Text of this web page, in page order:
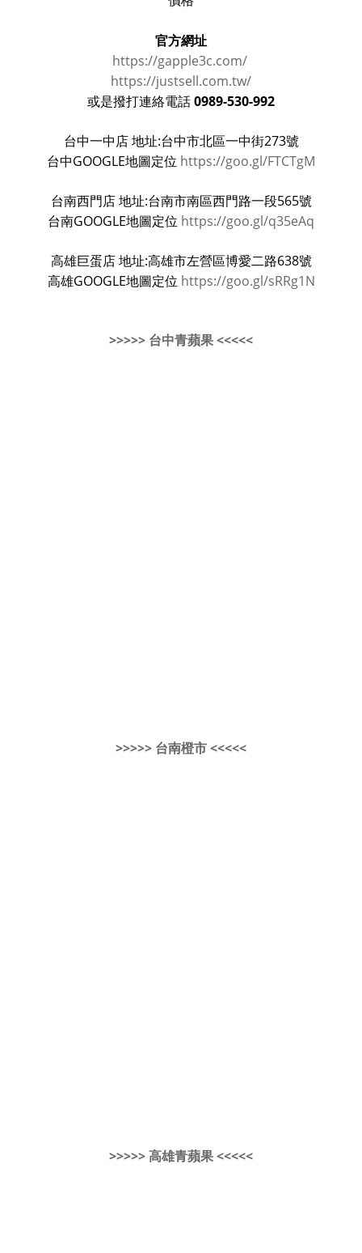
官方網址
https://gapple3c.com/
https://justsell.com.tw/
或是撥打連絡電話 0989-530-992
台中一中店 地址:台中市北區一中街273號
台中GOOGLE地圖定位 https://goo.gl/FTCTgM
台南西門店 地址:台南市南區西門路一段565號
台南GOOGLE地圖定位 https://goo.gl/q35eAq
高雄巨蛋店 地址:高雄市左營區博愛二路638號
高雄GOOGLE地圖定位 https://goo.gl/sRRg1N
>>>>> 台中青蘋果 <<<<<
>>>>> 台南橙市 <<<<<
>>>>> 高雄青蘋果 <<<<<